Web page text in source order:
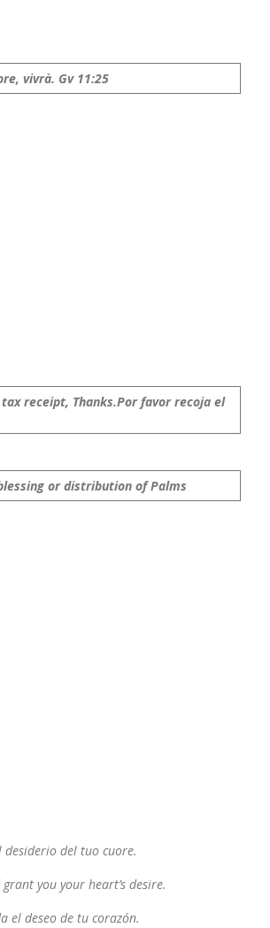
vivrà. Gv 11:25
receipt, Thanks.Por favor recoja el
or distribution of Palms
del tuo cuore.
you your heart’s desire.
el deseo de tu corazón.